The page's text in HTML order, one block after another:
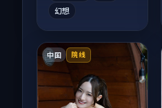
幻想
中国 院线